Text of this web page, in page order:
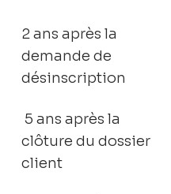
2 ans après la
demande de
désinscription
5 ans après la
clôture du dossier
client